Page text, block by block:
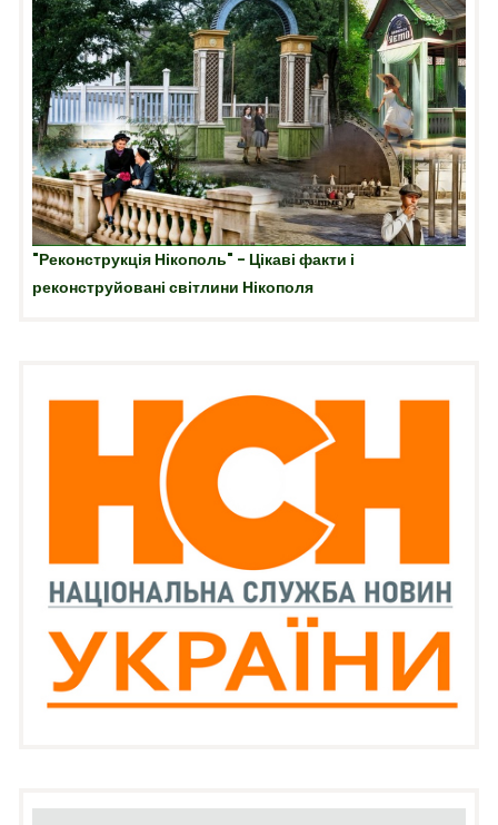
"Реконструкція Нікополь" - Цікаві факти і
реконструйовані світлини Нікополя